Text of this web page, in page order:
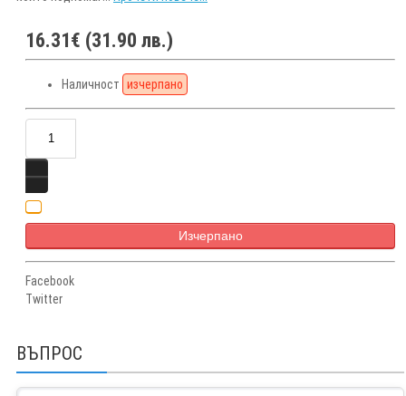
16.31€ (31.90 лв.)
Наличност изчерпано
Изчерпано
Facebook
Twitter
ВЪПРОС